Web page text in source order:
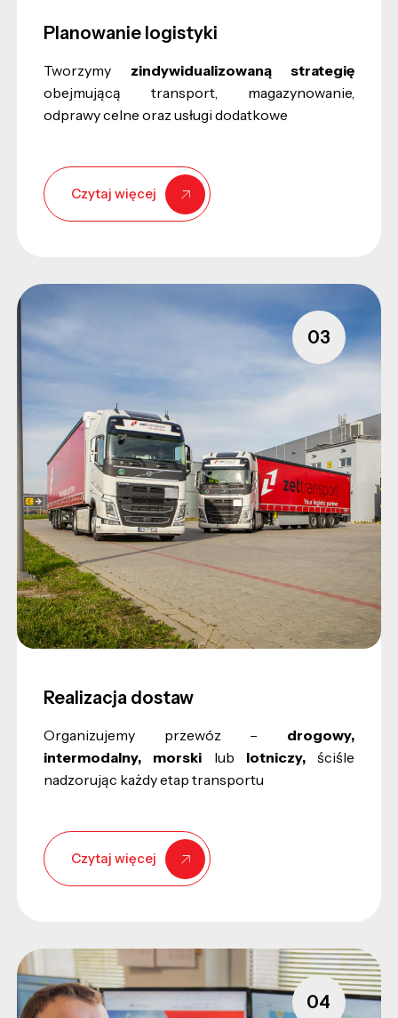
Planowanie logistyki
Tworzymy zindywidualizowaną strategię
obejmującą transport, magazynowanie,
odprawy celne oraz usługi dodatkowe
Czytaj więcej
03
Realizacja dostaw
Organizujemy przewóz – drogowy,
intermodalny, morski lub lotniczy, ściśle
nadzorując każdy etap transportu
Czytaj więcej
04